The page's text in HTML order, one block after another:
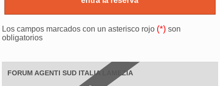
Los campos marcados con un asterisco rojo (*) son
obligatorios
FORUM AGENTI SUD ITALIA LAMEZIA